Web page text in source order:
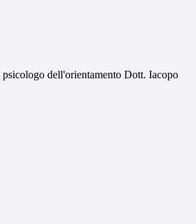
dell'orientamento Dott. Iacopo